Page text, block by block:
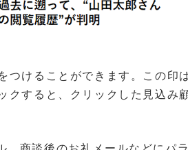
つけることができます。この印
クすると、クリックした見込み